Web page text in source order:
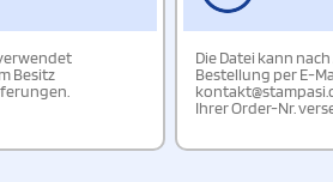
Besitz
Die Datei kann
Bestellung per E-
Ihrer Order-Nr.